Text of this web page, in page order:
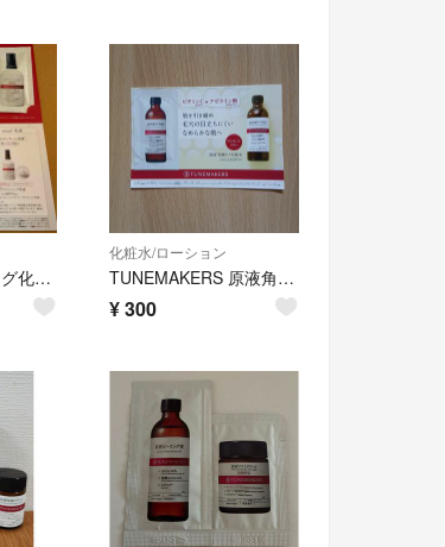
原液ブライトニング化粧水と美容液と乳液 計3包
化粧水/ローション
TUNEMAKERS 原液角質ケア化粧水
¥300